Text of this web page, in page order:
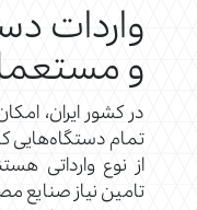
واردات
و
در کشور ایران،
تمام دستگاه‌هایی
از نوع وارداتی
تامین نیاز صنایع